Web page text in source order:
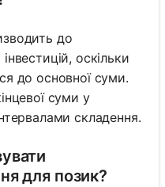
до
оскільки
до основної суми.
суми у
складення.
для позик?